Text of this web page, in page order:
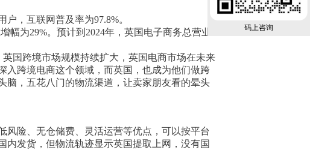
，互联网普及率为97.8%。
幅为29%。预计到2024年，英国电子商务总营业
国跨境市场规模持续扩大，英国电商市场在未来
入跨境电商这个领域，而英国，也成为他们做跨
脑，五花八门的物流渠道，让卖家朋友看的晕头
险、无仓储费、灵活运营等优点，可以按平台
发货，但物流轨迹显示英国提取上网，没有国
码上咨询